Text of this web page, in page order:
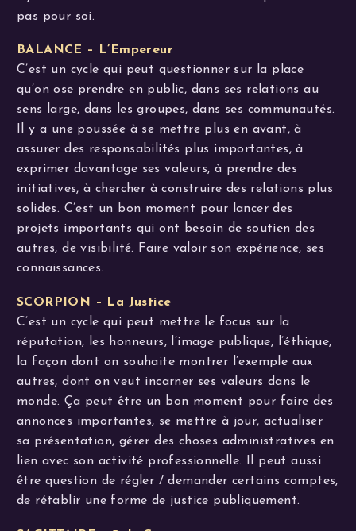
pas pour soi.
BALANCE – L’Empereur
C’est un cycle qui peut questionner sur la place
qu’on ose prendre en public, dans ses relations au
sens large, dans les groupes, dans ses communautés.
Il y a une poussée à se mettre plus en avant, à
assurer des responsabilités plus importantes, à
exprimer davantage ses valeurs, à prendre des
initiatives, à chercher à construire des relations plus
solides. C’est un bon moment pour lancer des
projets importants qui ont besoin de soutien des
autres, de visibilité. Faire valoir son expérience, ses
connaissances.
SCORPION – La Justice
C’est un cycle qui peut mettre le focus sur la
réputation, les honneurs, l’image publique, l’éthique,
la façon dont on souhaite montrer l’exemple aux
autres, dont on veut incarner ses valeurs dans le
monde. Ça peut être un bon moment pour faire des
annonces importantes, se mettre à jour, actualiser
sa présentation, gérer des choses administratives en
lien avec son activité professionnelle. Il peut aussi
être question de régler / demander certains comptes,
de rétablir une forme de justice publiquement.